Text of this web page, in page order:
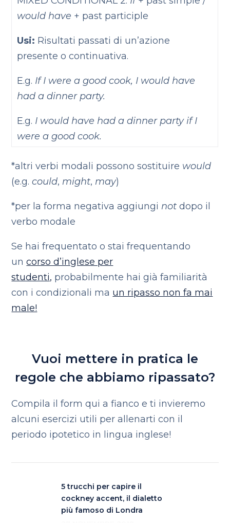
would have + past participle
Usi: Risultati passati di un’azione
presente o continuativa.
E.g. If I were a good cook, I would have
had a dinner party.
E.g. I would have had a dinner party if I
were a good cook.
*altri verbi modali possono sostituire would
(e.g.could, might, may)
*per la forma negativa aggiungi not dopo il
verbo modale
Se hai frequentato o stai frequentando
uncorso d’inglese per
studenti, probabilmente hai già familiarità
con i condizionali ma un ripasso non fa mai
male!
Vuoi mettere in pratica le
regole che abbiamo ripassato?
Compila il form qui a fianco e ti invieremo
alcuni esercizi utili per allenarti con il
periodo ipotetico in lingua inglese!
5 trucchi per capire il
cockney accent, il dialetto
più famoso di Londra